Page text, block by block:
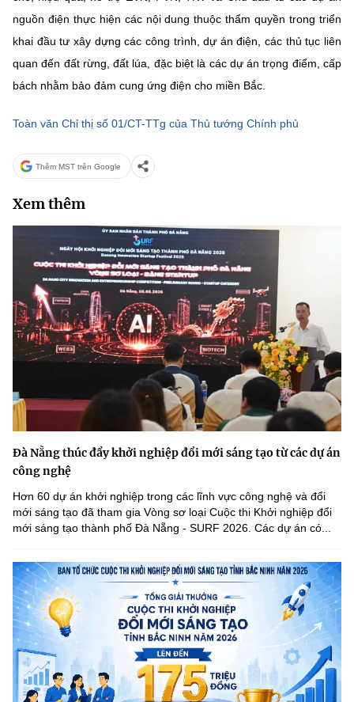
nguồn điện thực hiện các nội dung thuộc thẩm quyền trong triển
khai đầu tư xây dựng các công trình, dự án điện, các thủ tục liên
quan đến đất rừng, đất lúa, đặc biệt là các dự án trọng điểm, cấp
bách nhằm bảo đảm cung ứng điện cho miền Bắc.
Toàn văn Chỉ thị số 01/CT-TTg của Thủ tướng Chính phủ
Thêm MST trên Google
Xem thêm
Đà Nẵng thúc đẩy khởi nghiệp đổi mới sáng tạo từ các dự án
công nghệ
Hơn 60 dự án khởi nghiệp trong các lĩnh vực công nghệ và đổi
mới sáng tạo đã tham gia Vòng sơ loại Cuộc thi Khởi nghiệp đổi
mới sáng tạo thành phố Đà Nẵng - SURF 2026. Các dự án có...